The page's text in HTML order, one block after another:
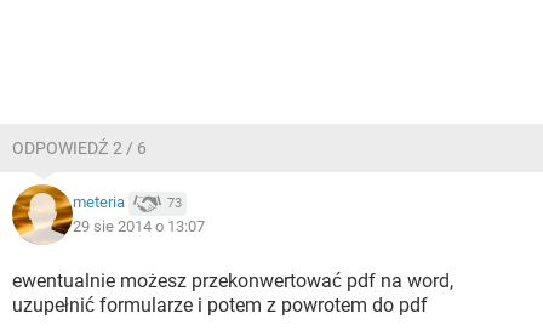
ODPOWIEDŹ 2 / 6
meteria 73
29 sie 2014 o 13:07
ewentualnie możesz przekonwertować pdf na word,
uzupełnić formularze i potem z powrotem do pdf